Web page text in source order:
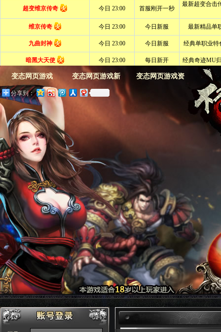
变态网页游戏 变态网页游戏新
闻
变态网页游戏资
分享到：